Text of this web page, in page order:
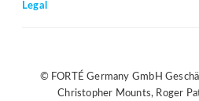
Legal
© FORTÉ Germany GmbH
Christopher Mounts, Roger